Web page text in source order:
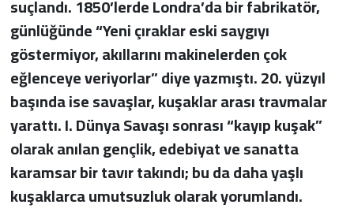
suçlandı. 1850’lerde Londra’da bir fabrikatör,
günlüğünde “Yeni çıraklar eski saygıyı
göstermiyor, akıllarını makinelerden çok
eğlenceye veriyorlar” diye yazmıştı. 20. yüzyıl
başında ise savaşlar, kuşaklar arası travmalar
yarattı. I. Dünya Savaşı sonrası “kayıp kuşak”
olarak anılan gençlik, edebiyat ve sanatta
karamsar bir tavır takındı; bu da daha yaşlı
kuşaklarca umutsuzluk olarak yorumlandı.